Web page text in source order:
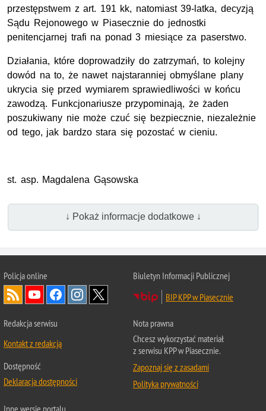
przestępstwem z art. 191 kk, natomiast 39-latka, decyzją
Sądu Rejonowego w Piasecznie do jednostki
penitencjarnej trafi na ponad 3 miesiące za paserstwo.
Działania, które doprowadziły do zatrzymań, to kolejny
dowód na to, że nawet najstaranniej obmyślane plany
ukrycia się przed wymiarem sprawiedliwości w końcu
zawodzą. Funkcjonariusze przypominają, że żaden
poszukiwany nie może czuć się bezpiecznie, niezależnie
od tego, jak bardzo stara się pozostać w cieniu.
st. asp. Magdalena Gąsowska
↓ Pokaż informacje dodatkowe ↓
Policja online
Biuletyn Informacji Publicznej
BIP KPP w Piasecznie
Redakcja serwisu
Kontakt z redakcją
Dostępność
Deklaracja dostępności
Nota prawna
Chcesz wykorzystać materiał
z serwisu KPP w Piasecznie.
Zapoznaj się z zasadami
Polityka prywatności
Inne wersje portalu